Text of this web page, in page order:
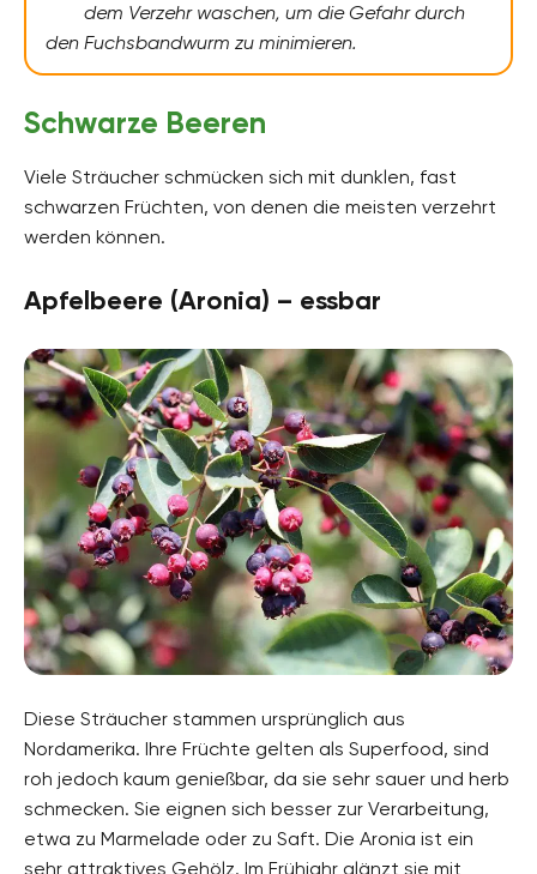
dem Verzehr waschen, um die Gefahr durch
den Fuchsbandwurm zu minimieren.
Schwarze Beeren
Viele Sträucher schmücken sich mit dunklen, fast
schwarzen Früchten, von denen die meisten verzehrt
werden können.
Apfelbeere (Aronia) – essbar
Diese Sträucher stammen ursprünglich aus
Nordamerika. Ihre Früchte gelten als Superfood, sind
roh jedoch kaum genießbar, da sie sehr sauer und herb
schmecken. Sie eignen sich besser zur Verarbeitung,
etwa zu Marmelade oder zu Saft. Die Aronia ist ein
sehr attraktives Gehölz. Im Frühjahr glänzt sie mit